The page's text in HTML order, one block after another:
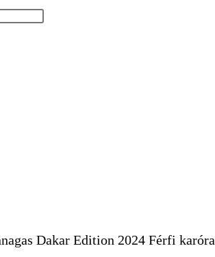
Dakar Edition 2024 Férfi karóra